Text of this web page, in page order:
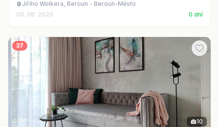
Jiřího Wolkera, Beroun - Beroun-Město
08. 08. 2026
0 dní
37
10